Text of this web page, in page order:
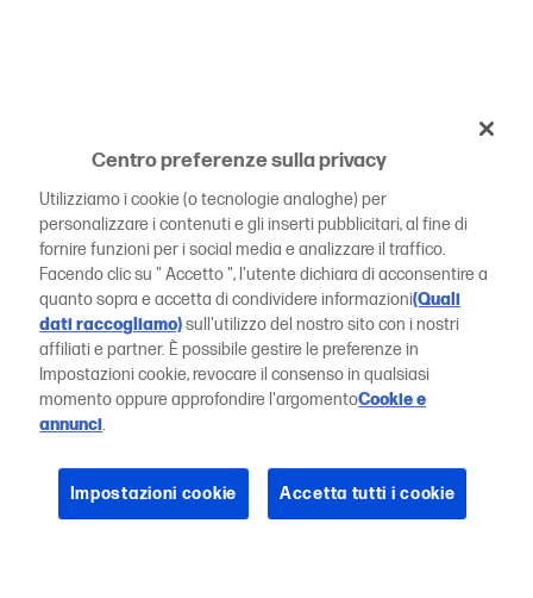
Centro preferenze sulla privacy
Utilizziamo i cookie (o tecnologie analoghe) per
personalizzare i contenuti e gli inserti pubblicitari, al fine di
fornire funzioni per i social media e analizzare il traffico.
Facendo clic su " Accetto ", l'utente dichiara di acconsentire a
quanto sopra e accetta di condividere informazioni(Quali
dati raccogliamo)sull'utilizzo del nostro sito con i nostri
affiliati e partner. È possibile gestire le preferenze in
Impostazioni cookie, revocare il consenso in qualsiasi
momento oppure approfondire l'argomentoCookie e
annunci.
Impostazioni cookie Accetta tutti i cookie